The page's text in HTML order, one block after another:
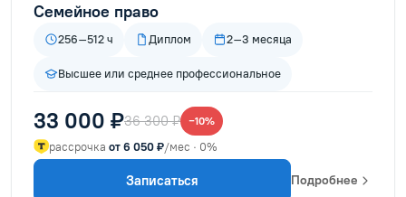
Семейное право
256–512 ч Диплом 2–3 месяца
Высшее или среднее профессиональное
33 000 ₽36 300 ₽ −10%
рассрочка от 6 050 ₽/мес · 0%
Записаться Подробнее